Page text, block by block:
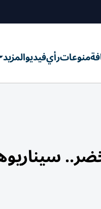
منوعاترأيفيديوالمزيد